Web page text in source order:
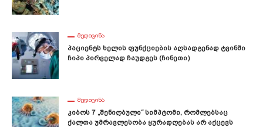
ᲛᲔᲓᲘᲪᲘᲜᲐ
Პაციენტს Ხელის Ფუნქციების Აღსადგენად Ტვინში
Ჩიპი Პირველად Ჩაუდგეს (ჩინეთი)
ᲛᲔᲓᲘᲪᲘᲜᲐ
Კიბოს 7 „შენიღბული“ Სიმპტომი, Რომლებსაც
Ქალთა Უმრავლესობა Ყურადღებას Არ Აქცევს